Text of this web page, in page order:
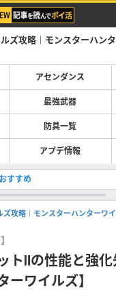
ズ攻略｜モンスターハン
アセンダンス
最強武器
防具一覧
アプデ情報
すすめ
ズ攻略｜モンスターハンターワ
トⅡの性能と強
ーワイルズ】